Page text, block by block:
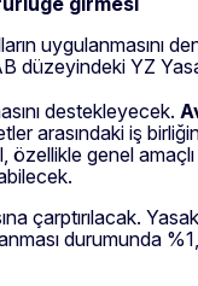
uygulanmasını
düzeyindeki YZ
destekleyecek.
arasındaki iş
genel
çarptırılacak.
durumunda